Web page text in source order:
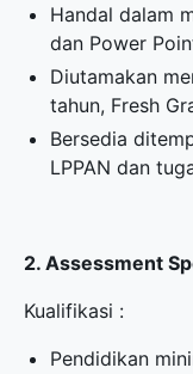
Handal dalam
dan Power
Diutamakan
tahun, Fresh
Bersedia
LPPAN dan
2. Assessment
Kualifikasi :
Pendidikan